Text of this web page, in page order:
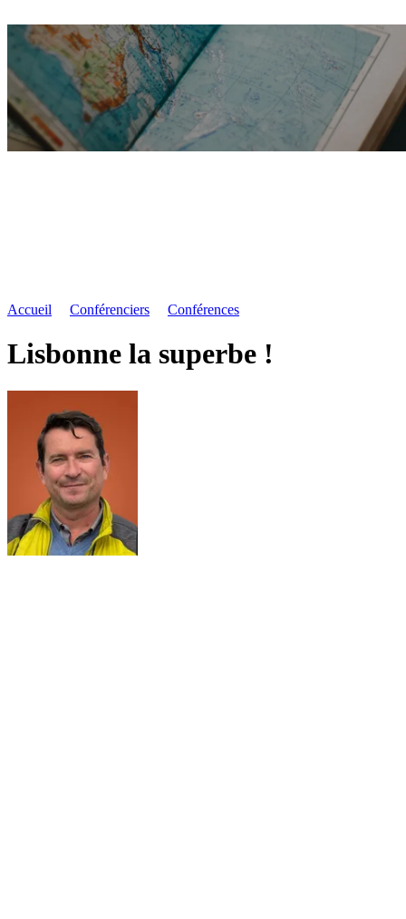
Accueil Conférenciers Conférences
Lisbonne la superbe !